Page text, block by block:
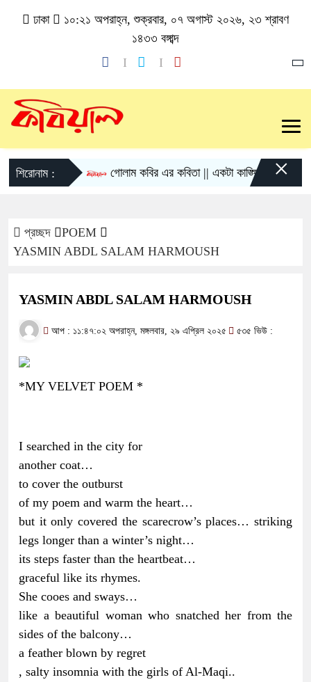
ঢাকা
১০:২১ অপরাহ্ন, শুক্রবার, ০৭ অগাস্ট ২০২৬, ২৩ শ্রাবণ
১৪৩৩ বঙ্গাব্দ
শিরোনাম : গোলাম কবির এর কবিতা || একটা কাঙ্ক্ষিত স্বপ্নের গল্প
×
প্রচ্ছদ
POEM
YASMIN ABDL SALAM HARMOUSH
YASMIN ABDL SALAM HARMOUSH
আপ : ১১:৪৭:০২ অপরাহ্ন, মঙ্গলবার, ২৯ এপ্রিল ২০২৫ ৫৩৫ ভিউ :
*MY VELVET POEM *
I searched in the city for
another coat…
to cover the outburst
of my poem and warm the heart…
but it only covered the scarecrow’s places… striking
legs longer than a winter’s night…
its steps faster than the heartbeat…
graceful like its rhymes.
She cooes and sways…
like a beautiful woman who snatched her from the
sides of the balcony…
a feather blown by regret
, salty insomnia with the girls of Al-Maqi..